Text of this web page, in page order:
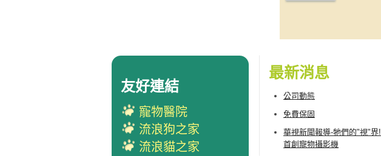
最新消息
公司動態
免費保固
華視新聞報導-牠們的"視"界!
首創寵物攝影機
友好連結
寵物醫院
流浪狗之家
流浪貓之家